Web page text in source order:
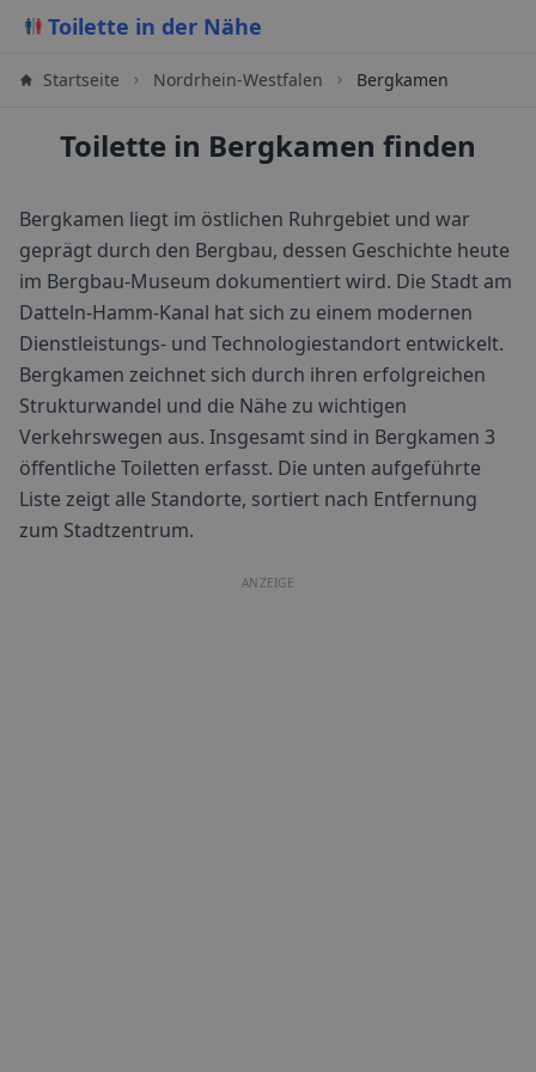
Toilette in der Nähe
Startseite Nordrhein-Westfalen Bergkamen
Toilette in Bergkamen finden
Bergkamen liegt im östlichen Ruhrgebiet und war
geprägt durch den Bergbau, dessen Geschichte heute
im Bergbau-Museum dokumentiert wird. Die Stadt am
Datteln-Hamm-Kanal hat sich zu einem modernen
Dienstleistungs- und Technologiestandort entwickelt.
Bergkamen zeichnet sich durch ihren erfolgreichen
Strukturwandel und die Nähe zu wichtigen
Verkehrswegen aus. Insgesamt sind in Bergkamen 3
öffentliche Toiletten erfasst. Die unten aufgeführte
Liste zeigt alle Standorte, sortiert nach Entfernung
zum Stadtzentrum.
ANZEIGE